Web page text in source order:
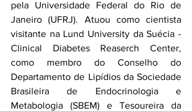
pela Universidade Federal do Rio de
Janeiro (UFRJ). Atuou como cientista
visitante na Lund University da Suécia -
Clinical Diabetes Reaserch Center,
como membro do Conselho do
Departamento de Lipídios da Sociedade
Brasileira de Endocrinologia e
Metabologia (SBEM) e Tesoureira da